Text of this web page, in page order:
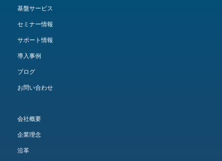
基盤サービス
セミナー情報
サポート情報
導入事例
ブログ
お問い合わせ
会社概要
企業理念
沿革